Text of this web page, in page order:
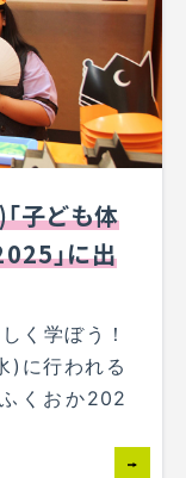
子ども体
」に出
く学ぼう！
)に行われる
くおか202